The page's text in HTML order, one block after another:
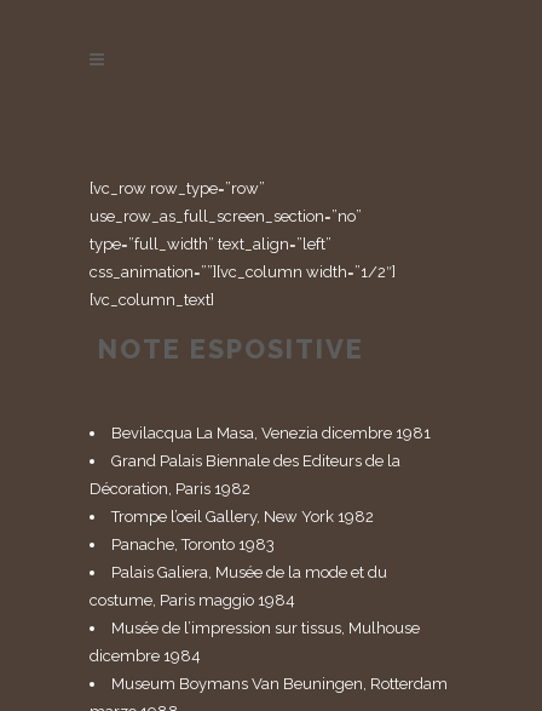
[vc_row row_type=”row”
use_row_as_full_screen_section=”no”
type=”full_width” text_align=”left”
css_animation=””][vc_column width=”1/2″]
[vc_column_text]
NOTE ESPOSITIVE
Bevilacqua La Masa, Venezia dicembre 1981
Grand Palais Biennale des Editeurs de la
Décoration, Paris 1982
Trompe l’oeil Gallery, New York 1982
Panache, Toronto 1983
Palais Galiera, Musée de la mode et du
costume, Paris maggio 1984
Musée de l’impression sur tissus, Mulhouse
dicembre 1984
Museum Boymans Van Beuningen, Rotterdam